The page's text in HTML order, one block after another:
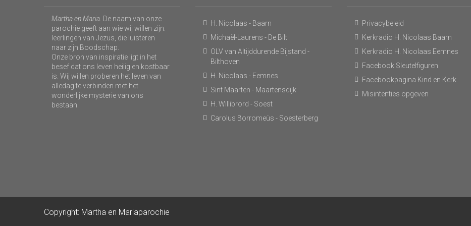
Martha en Maria . De naam van onze
parochie geeft aan wie wij willen zijn:
leerlingen van Jezus, die luisteren
naar zijn Boodschap.
Onze bron van inspiratie ligt in het
besef dat ons leven heilig en kostbaar
is. Wij willen proberen het leven van
alledag te verbinden met het
wonderlijke mysterie van ons
bestaan.
H. Nicolaas - Baarn
Michaël-Laurens - De Bilt
OLV van Altijddurende Bijstand -
Bilthoven
H. Nicolaas - Eemnes
Sint Maarten - Maartensdijk
H. Willibrord - Soest
Carolus Borromeüs - Soesterberg
Privacybeleid
Kerkradio H. Nicolaas Baarn
Kerkradio H. Nicolaas Eemnes
Facebook Sleutelfiguren
Facebookpagina Kind en Kerk
Misintenties opgeven
Copyright: Martha en Mariaparochie